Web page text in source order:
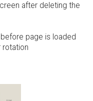
after deleting the
page is loaded
rotation